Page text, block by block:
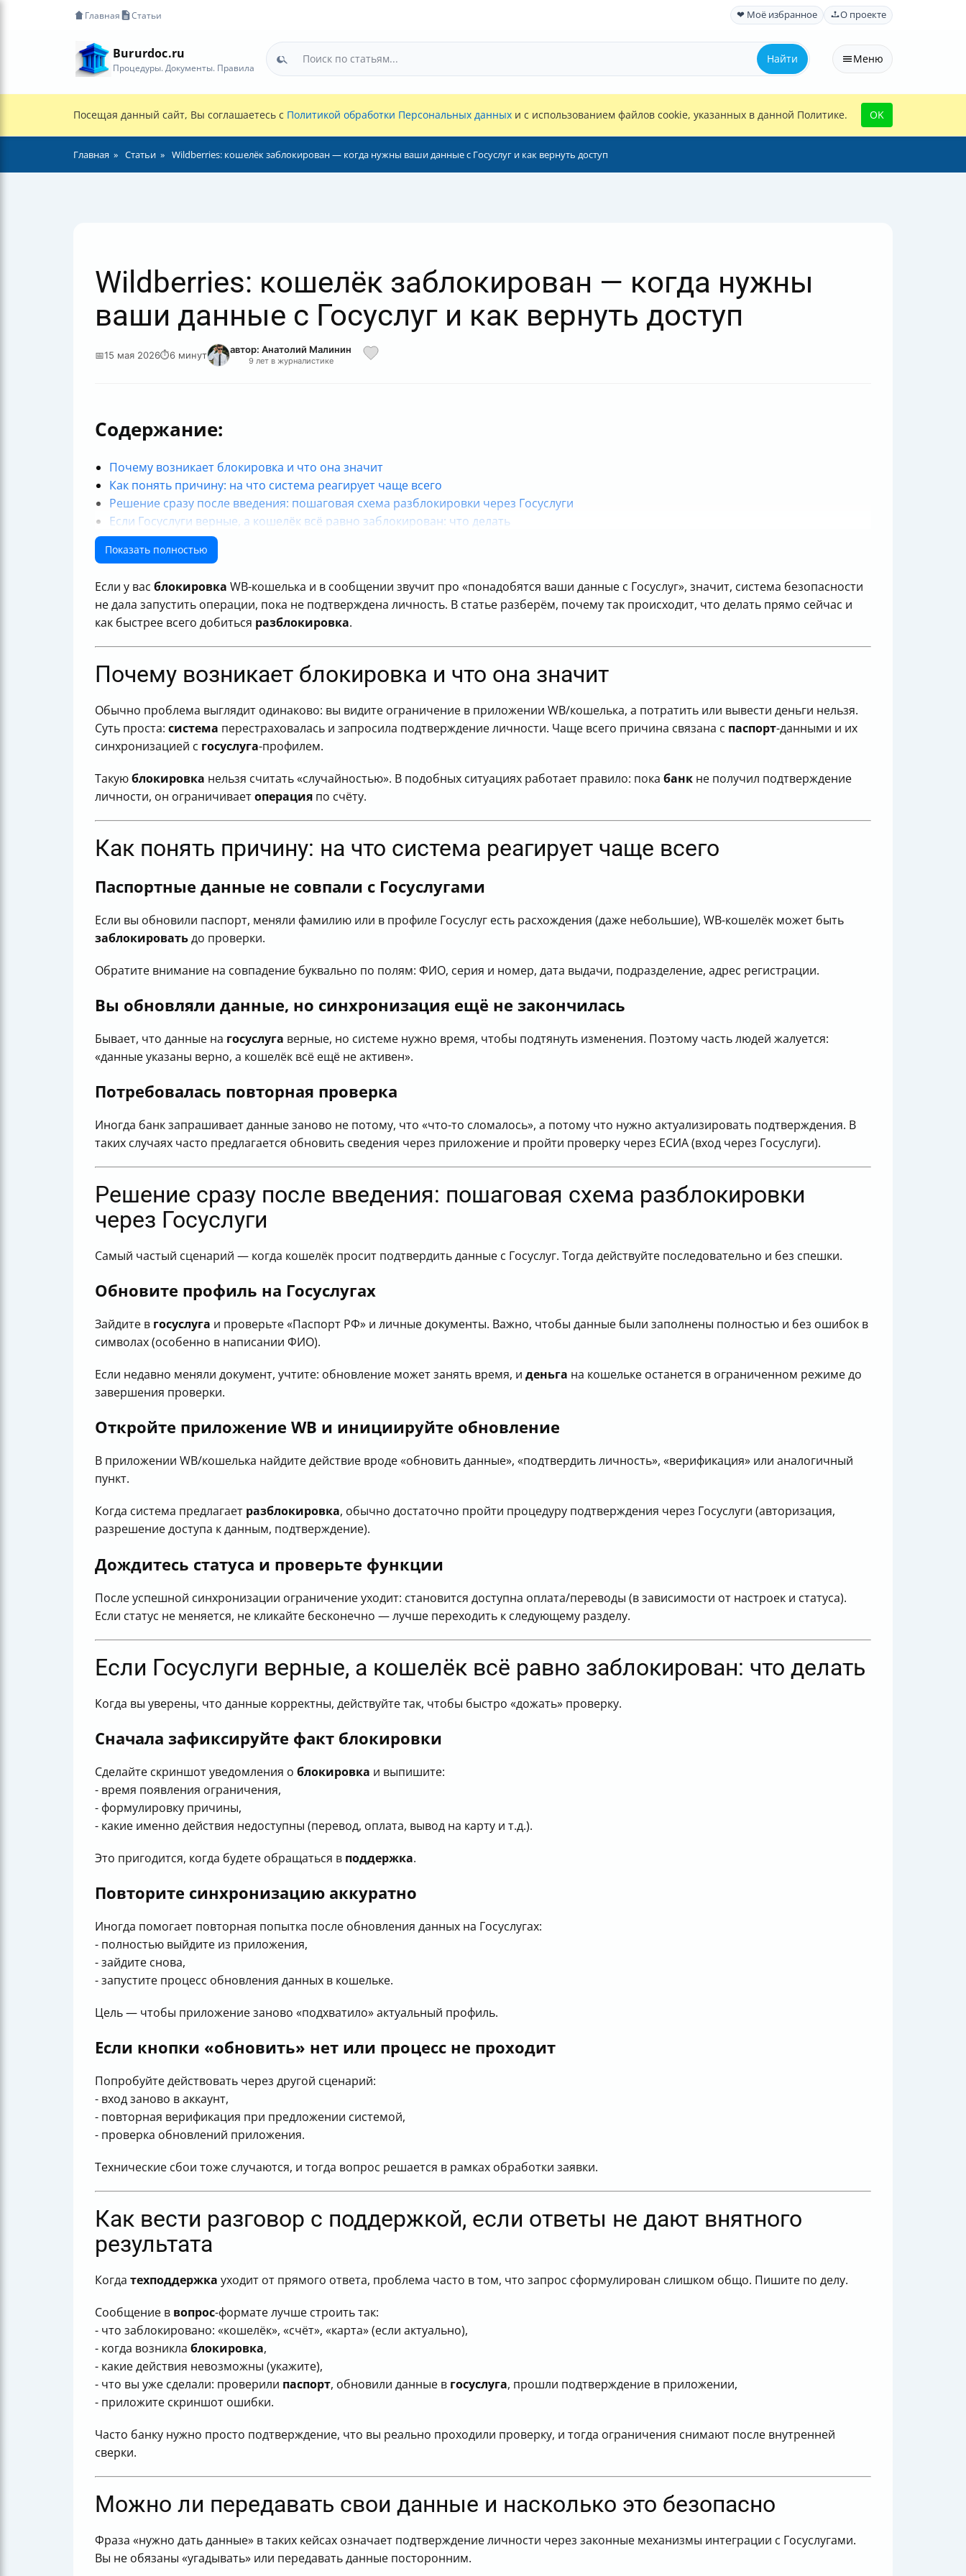
Главная Статьи ❤ Моё избранное О проекте
Bururdoc.ru
Процедуры. Документы. Правила
Найти Меню
Посещая данный сайт, Вы соглашаетесь с Политикой обработки Персональных данных и с использованием файлов cookie, указанных в данной Политике. OK
Главная Статьи Wildberries: кошелёк заблокирован — когда нужны ваши данные с Госуслуг и как вернуть доступ
Wildberries: кошелёк заблокирован — когда нужны
ваши данные с Госуслуг и как вернуть доступ
📅15 мая 2026⏱6 минут автор: Анатолий Малинин
9 лет в журналистике
Содержание:
Почему возникает блокировка и что она значит
Как понять причину: на что система реагирует чаще всего
Решение сразу после введения: пошаговая схема разблокировки через Госуслуги
Если Госуслуги верные, а кошелёк всё равно заблокирован: что делать
Как вести разговор с поддержкой, если ответы не дают внятного результата
Можно ли передавать свои данные и насколько это безопасно
Отдельные сложные случаи: когда речь не только о данных
Как действовать, если вам задерживают деньги/выплаты селлерам
Лайфхаки, которые реально ускоряют разблокировка
Итог: быстрый план, если кошелёк Wildberries заблокирован из-за данных с Госуслуг
Показать полностью
Если у вас блокировка WB-кошелька и в сообщении звучит про «понадобятся ваши данные с Госуслуг», значит, система безопасности
не дала запустить операции, пока не подтверждена личность. В статье разберём, почему так происходит, что делать прямо сейчас и
как быстрее всего добиться разблокировка.
Почему возникает блокировка и что она значит
Обычно проблема выглядит одинаково: вы видите ограничение в приложении WB/кошелька, а потратить или вывести деньги нельзя.
Суть проста: система перестраховалась и запросила подтверждение личности. Чаще всего причина связана с паспорт-данными и их
синхронизацией с госуслуга-профилем.
Такуюблокировка нельзя считать «случайностью». В подобных ситуациях работает правило: пока банк не получил подтверждение
личности, он ограничиваетоперация по счёту.
Как понять причину: на что система реагирует чаще всего
Паспортные данные не совпали с Госуслугами
Если вы обновили паспорт, меняли фамилию или в профиле Госуслуг есть расхождения (даже небольшие), WB-кошелёк может быть
заблокироватьдо проверки.
Обратите внимание на совпадение буквально по полям: ФИО, серия и номер, дата выдачи, подразделение, адрес регистрации.
Вы обновляли данные, но синхронизация ещё не закончилась
Бывает, что данные на госуслуга верные, но системе нужно время, чтобы подтянуть изменения. Поэтому часть людей жалуется:
«данные указаны верно, а кошелёк всё ещё не активен».
Потребовалась повторная проверка
Иногда банк запрашивает данные заново не потому, что «что-то сломалось», а потому что нужно актуализировать подтверждения. В
таких случаях часто предлагается обновить сведения через приложение и пройти проверку через ЕСИА (вход через Госуслуги).
Решение сразу после введения: пошаговая схема разблокировки
через Госуслуги
Самый частый сценарий — когда кошелёк просит подтвердить данные с Госуслуг. Тогда действуйте последовательно и без спешки.
Обновите профиль на Госуслугах
Зайдите в госуслуга и проверьте «Паспорт РФ» и личные документы. Важно, чтобы данные были заполнены полностью и без ошибок в
символах (особенно в написании ФИО).
Если недавно меняли документ, учтите: обновление может занять время, и деньга на кошельке останется в ограниченном режиме до
завершения проверки.
Откройте приложение WB и инициируйте обновление
В приложении WB/кошелька найдите действие вроде «обновить данные», «подтвердить личность», «верификация» или аналогичный
пункт.
Когда система предлагает разблокировка, обычно достаточно пройти процедуру подтверждения через Госуслуги (авторизация,
разрешение доступа к данным, подтверждение).
Дождитесь статуса и проверьте функции
После успешной синхронизации ограничение уходит: становится доступна оплата/переводы (в зависимости от настроек и статуса).
Если статус не меняется, не кликайте бесконечно — лучше переходить к следующему разделу.
Если Госуслуги верные, а кошелёк всё равно заблокирован: что делать
Когда вы уверены, что данные корректны, действуйте так, чтобы быстро «дожать» проверку.
Сначала зафиксируйте факт блокировки
Сделайте скриншот уведомления о блокировка и выпишите:
- время появления ограничения,
- формулировку причины,
- какие именно действия недоступны (перевод, оплата, вывод на карту и т.д.).
Это пригодится, когда будете обращаться в поддержка.
Повторите синхронизацию аккуратно
Иногда помогает повторная попытка после обновления данных на Госуслугах:
- полностью выйдите из приложения,
- зайдите снова,
- запустите процесс обновления данных в кошельке.
Цель — чтобы приложение заново «подхватило» актуальный профиль.
Если кнопки «обновить» нет или процесс не проходит
Попробуйте действовать через другой сценарий:
- вход заново в аккаунт,
- повторная верификация при предложении системой,
- проверка обновлений приложения.
Технические сбои тоже случаются, и тогда вопрос решается в рамках обработки заявки.
Как вести разговор с поддержкой, если ответы не дают внятного
результата
Когда техподдержка уходит от прямого ответа, проблема часто в том, что запрос сформулирован слишком общо. Пишите по делу.
Сообщение в вопрос-формате лучше строить так:
- что заблокировано: «кошелёк», «счёт», «карта» (если актуально),
- когда возникла блокировка,
- какие действия невозможны (укажите),
- что вы уже сделали: проверили паспорт, обновили данные в госуслуга, прошли подтверждение в приложении,
- приложите скриншот ошибки.
Часто банку нужно просто подтверждение, что вы реально проходили проверку, и тогда ограничения снимают после внутренней
сверки.
Можно ли передавать свои данные и насколько это безопасно
Фраза «нужно дать данные» в таких кейсах означает подтверждение личности через законные механизмы интеграции с Госуслугами.
Вы не обязаны «угадывать» или передавать данные посторонним.